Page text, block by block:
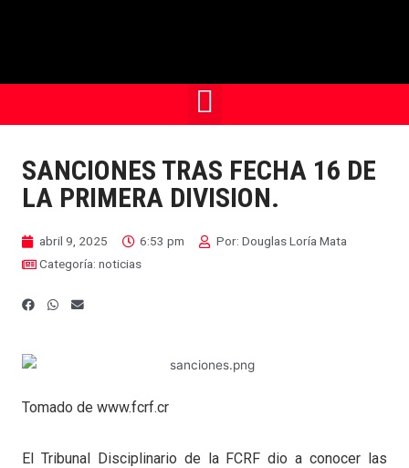
SANCIONES TRAS FECHA 16 DE
LA PRIMERA DIVISION.
abril 9, 2025 6:53 pm Por: Douglas Loría Mata
Categoría: noticias
Tomado de www.fcrf.cr
El Tribunal Disciplinario de la FCRF dio a conocer las